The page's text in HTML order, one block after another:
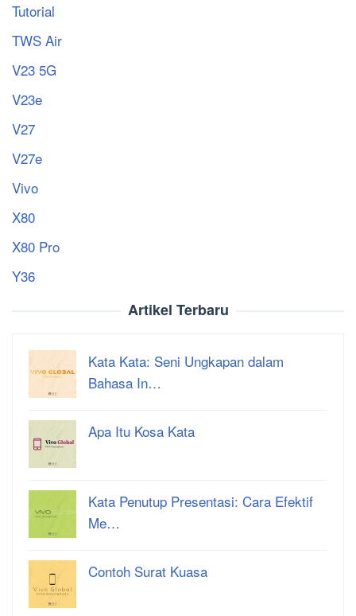
Tutorial
TWS Air
V23 5G
V23e
V27
V27e
Vivo
X80
X80 Pro
Y36
Artikel Terbaru
Kata Kata: Seni Ungkapan dalam
Bahasa In…
Apa Itu Kosa Kata
Kata Penutup Presentasi: Cara Efektif
Me…
Contoh Surat Kuasa